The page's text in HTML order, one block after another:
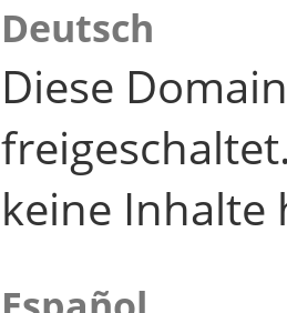
Deutsch
Diese
keine Inhalte